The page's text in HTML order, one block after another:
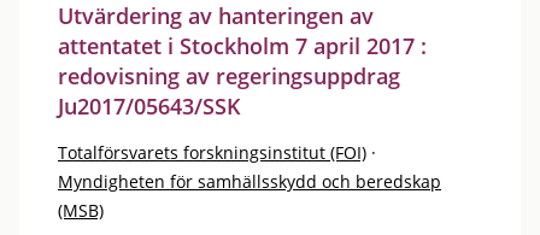
Utvärdering av hanteringen av
attentatet i Stockholm 7 april 2017 :
redovisning av regeringsuppdrag
Ju2017/05643/SSK
Totalförsvarets forskningsinstitut (FOI) ·
Myndigheten för samhällsskydd och beredskap
(MSB)